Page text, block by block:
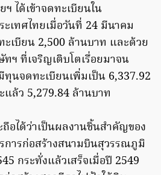
ได้เข้าจดทะเบียนใน
เทศไทยเมื่อวันที่ 24 มีนาคม
เบียน 2,500 ล้านบาท และด้วย
ฯ ที่เจริญเติบโตเรื่อยมาจน
นจดทะเบียนเพิ่มเป็น 6,337.92
ล้ว 5,279.84 ล้านบาท
อได้ว่าเป็นผลงานชิ้นสำคัญของ
การก่อสร้างสนามบินสุวรรณภูมิ
กระทั่งแล้วเสร็จเมื่อปี 2549